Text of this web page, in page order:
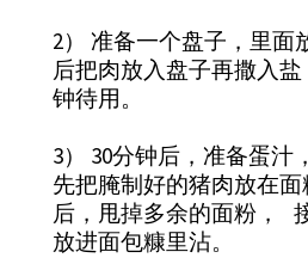
2） 准备一个盘子，里面
后把肉放入盘子再撒入
钟待用。
3） 30分钟后，准备蛋汁
先把腌制好的猪肉放在
后，甩掉多余的面粉，
放进面包糠里沾。